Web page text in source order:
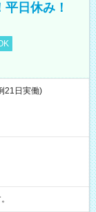
日休み！
21日実働)